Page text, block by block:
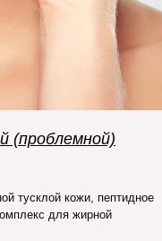
(проблемной)
тусклой кожи, пептидное
для жирной